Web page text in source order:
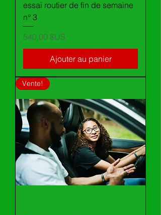
essai routier de fin de semaine
n° 3
Prix
540,00 $US
Ajouter au panier
Vente!